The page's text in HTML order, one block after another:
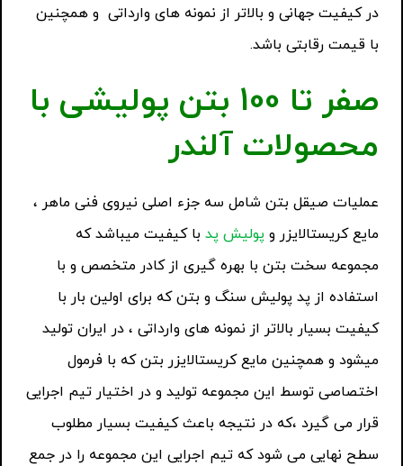
در کیفیت جهانی و بالاتر از نمونه های وارداتی و همچنین
با قیمت رقابتی باشد.
صفر تا 100 بتن پولیشی با
محصولات آلندر
عملیات صیقل بتن شامل سه جزء اصلی نیروی فنی ماهر ،
مایع کریستالایزر و پولیش پد با کیفیت میباشد که
مجموعه سخت بتن با بهره گیری از کادر متخصص و با
استفاده از پد پولیش سنگ و بتن که برای اولین بار با
کیفیت بسیار بالاتر از نمونه های وارداتی ، در ایران تولید
میشود و همچنین مایع کریستالایزر بتن که با فرمول
اختصاصی توسط این مجموعه تولید و در اختیار تیم اجرایی
قرار می گیرد ،که در نتیجه باعث کیفیت بسیار مطلوب
سطح نهایی می شود که تیم اجرایی این مجموعه را در جمع